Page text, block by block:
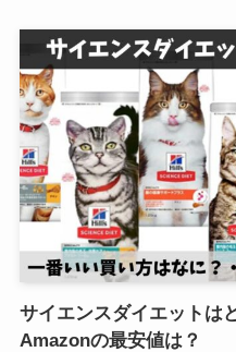
サイエンスダイエットは
Amazonの最安値は？